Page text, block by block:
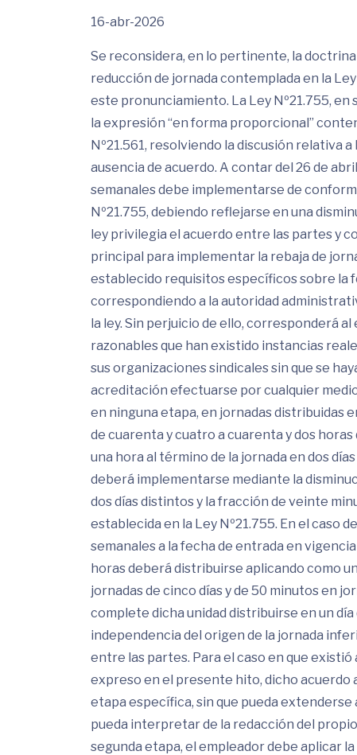
16-abr-2026
Se reconsidera, en lo pertinente, la
reducción de jornada contemplada en la
este pronunciamiento. La Ley Nº21.755,
la expresión “en forma proporcional”
Nº21.561, resolviendo la discusión relativa
ausencia de acuerdo. A contar del 26 de
semanales debe implementarse de
Nº21.755, debiendo reflejarse en una
ley privilegia el acuerdo entre las partes y
principal para implementar la rebaja de
establecido requisitos específicos sobre la
correspondiendo a la autoridad
la ley. Sin perjuicio de ello, corresponderá
razonables que han existido instancias
sus organizaciones sindicales sin que se
acreditación efectuarse por cualquier
en ninguna etapa, en jornadas distribuidas
de cuarenta y cuatro a cuarenta y dos
una hora al término de la jornada en dos
deberá implementarse mediante la
dos días distintos y la fracción de veinte
establecida en la Ley Nº21.755. En el caso
semanales a la fecha de entrada en
horas deberá distribuirse aplicando como
jornadas de cinco días y de 50 minutos en
complete dicha unidad distribuirse en un
independencia del origen de la jornada
entre las partes. Para el caso en que
expreso en el presente hito, dicho
etapa específica, sin que pueda
pueda interpretar de la redacción del
segunda etapa, el empleador debe aplicar